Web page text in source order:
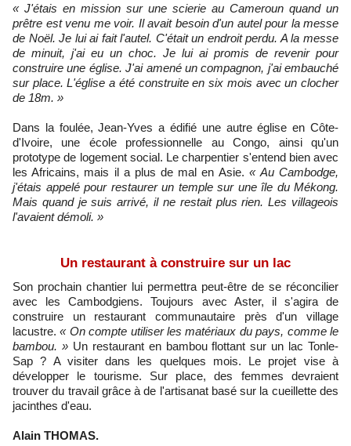
« J'étais en mission sur une scierie au Cameroun quand un
prêtre est venu me voir. Il avait besoin d'un autel pour la messe
de Noël. Je lui ai fait l'autel. C'était un endroit perdu. A la messe
de minuit, j'ai eu un choc. Je lui ai promis de revenir pour
construire une église. J'ai amené un compagnon, j'ai embauché
sur place. L'église a été construite en six mois avec un clocher
de 18m. »
Dans la foulée, Jean-Yves a édifié une autre église en Côte-
d'Ivoire, une école professionnelle au Congo, ainsi qu'un
prototype de logement social. Le charpentier s'entend bien avec
les Africains, mais il a plus de mal en Asie. « Au Cambodge,
j'étais appelé pour restaurer un temple sur une île du Mékong.
Mais quand je suis arrivé, il ne restait plus rien. Les villageois
l'avaient démoli. »
Un restaurant à construire sur un lac
Son prochain chantier lui permettra peut-être de se réconcilier
avec les Cambodgiens. Toujours avec Aster, il s'agira de
construire un restaurant communautaire près d'un village
lacustre.« On compte utiliser les matériaux du pays, comme le
bambou. »Un restaurant en bambou flottant sur un lac Tonle-
Sap ? A visiter dans les quelques mois. Le projet vise à
développer le tourisme. Sur place, des femmes devraient
trouver du travail grâce à de l'artisanat basé sur la cueillette des
jacinthes d'eau.
Alain THOMAS.